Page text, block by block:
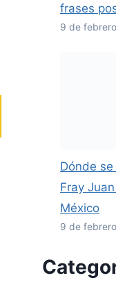
frases
9 de
Dónde
Fray
México
9 de